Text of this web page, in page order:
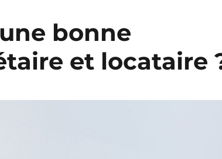
bonne
et locataire